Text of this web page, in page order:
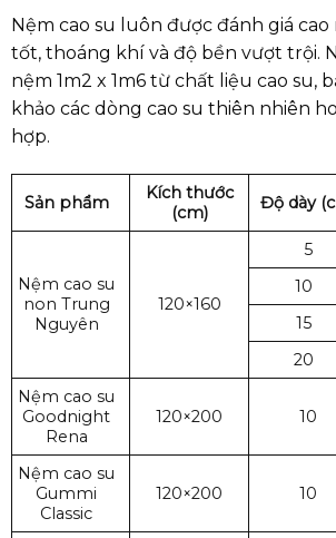
Nệm cao su luôn được đánh giá cao
tốt, thoáng khí và độ bền vượt trội.
nệm 1m2 x 1m6 từ chất liệu cao su,
khảo các dòng cao su thiên nhiên
hợp.
Sản phẩm
Kích thước
(cm)
Độ dày
Nệm cao su
non Trung
Nguyên
120×160
5
10
15
20
Nệm cao su
Goodnight
Rena
120×200 10
Nệm cao su
Gummi
Classic
120×200 10